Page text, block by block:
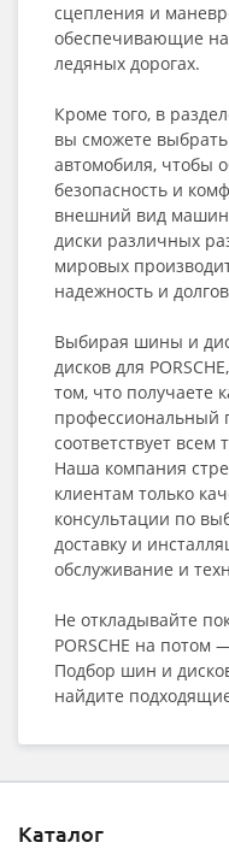
сцепления и
обеспечивающие
ледяных дорогах.
Кроме того, в
вы сможете
автомобиля, чтобы
безопасность и
внешний вид
диски различных
мировых
надежность и
Выбирая шины и
дисков для
том, что получаете
профессиональный
соответствует
Наша компания
клиентам только
консультации по
доставку и
обслуживание и
Не откладывайте
PORSCHE на потом
Подбор шин и
найдите
Каталог